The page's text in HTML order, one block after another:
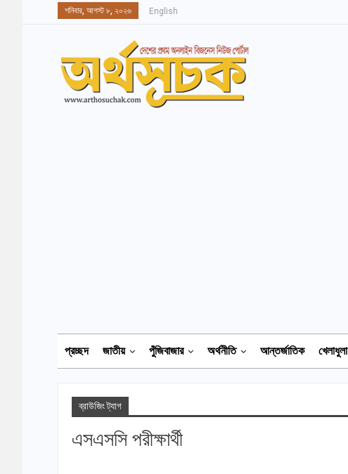
শনিবার, আগস্ট ৮, ২০২৬ English
প্রচ্ছদ জাতীয় পুঁজিবাজার অর্থনীতি আন্তর্জাতিক খেলাধুলা
ব্রাউজিং ট্যাগ
এসএসসি পরীক্ষার্থী